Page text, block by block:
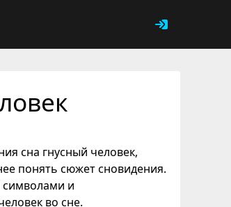
сна гнусный человек,
понять сюжет сновидения.
символами и
во сне.